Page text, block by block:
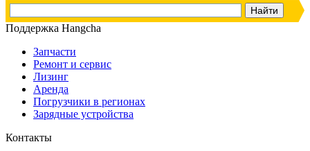
Поддержка Hangcha
Запчасти
Ремонт и сервис
Лизинг
Аренда
Погрузчики в регионах
Зарядные устройства
Контакты